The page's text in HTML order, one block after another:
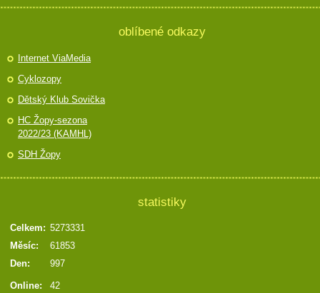
oblíbené odkazy
Internet ViaMedia
Cyklozopy
Dětský Klub Sovička
HC Žopy-sezona
2022/23 (KAMHL)
SDH Žopy
statistiky
Online: 42
Celkem: 5273331
Měsíc:
61853
Den:
997